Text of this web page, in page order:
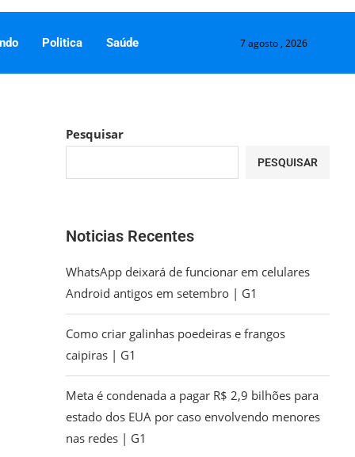
Politica Saúde 7 agosto , 2026
Pesquisar
PESQUISAR
Noticias Recentes
WhatsApp deixará de funcionar em celulares
Android antigos em setembro | G1
Como criar galinhas poedeiras e frangos
caipiras | G1
Meta é condenada a pagar R$ 2,9 bilhões para
estado dos EUA por caso envolvendo menores
nas redes | G1